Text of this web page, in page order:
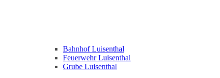
Bahnhof Luisenthal
Feuerwehr Luisenthal
Grube Luisenthal